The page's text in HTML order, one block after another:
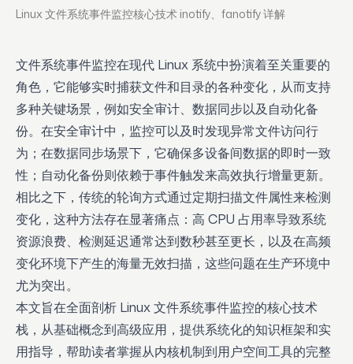
Linux 文件系统事件监控核心技术 inotify、fanotify 详解
文件系统事件监控在现代 Linux 系统中扮演着至关重要的
角色，它能够实时捕获文件和目录的各种变化，从而支持
多种关键场景，例如安全审计、数据同步以及自动化备
份。在安全审计中，监控可以及时发现异常文件访问行
为；在数据同步场景下，它确保多设备间数据的即时一致
性；自动化备份则依赖于事件触发来高效执行增量更新。
相比之下，传统的轮询方式通过定期扫描文件属性来检测
变化，这种方法存在显著痛点：高 CPU 占用率导致系统
资源浪费、检测延迟通常达到数秒甚至更长，以及在高频
变化环境下产生的海量无效扫描，这些问题在生产环境中
尤为突出。
本文旨在全面剖析 Linux 文件系统事件监控的核心技术
栈，从基础概念到高级应用，提供系统化的知识框架和实
用指导，帮助读者掌握从内核机制到用户空间工具的完整